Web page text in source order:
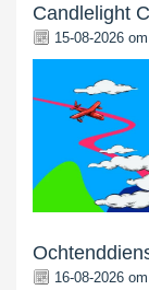
Candlelight
15-08-2026
16-08-2026